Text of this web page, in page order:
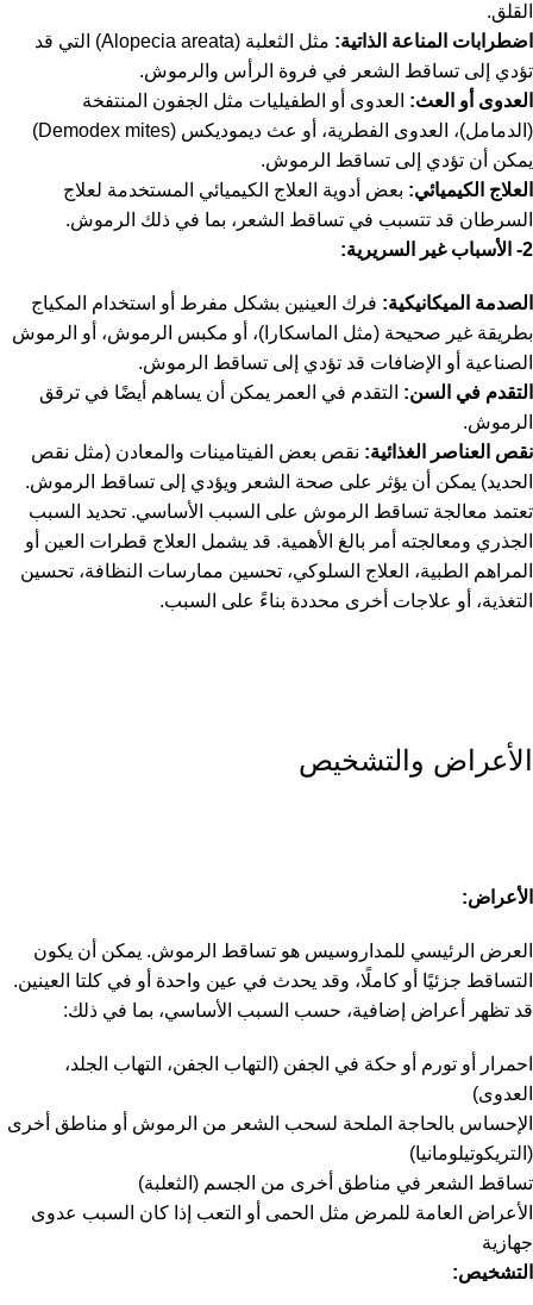
القلق.
اضطرابات المناعة الذاتية:
مثل الثعلبة (Alopecia areata) التي قد
تؤدي إلى تساقط الشعر في فروة الرأس والرموش.
العدوى أو العث: العدوى أو الطفيليات مثل الجفون المنتفخة
(الدمامل)، العدوى الفطرية، أو عث ديموديكس (Demodex mites)
يمكن أن تؤدي إلى تساقط الرموش.
العلاج الكيميائي: بعض أدوية العلاج الكيميائي المستخدمة لعلاج
السرطان قد تتسبب في تساقط الشعر، بما في ذلك الرموش.
2- الأسباب غير السريرية:
الصدمة الميكانيكية: فرك العينين بشكل مفرط أو استخدام المكياج
بطريقة غير صحيحة (مثل الماسكارا)، أو مكبس الرموش، أو الرموش
الصناعية أو الإضافات قد تؤدي إلى تساقط الرموش.
التقدم في السن: التقدم في العمر يمكن أن يساهم أيضًا في ترقق
الرموش.
نقص العناصر الغذائية: نقص بعض الفيتامينات والمعادن (مثل نقص
الحديد) يمكن أن يؤثر على صحة الشعر ويؤدي إلى تساقط الرموش.
تعتمد معالجة تساقط الرموش على السبب الأساسي. تحديد السبب
الجذري ومعالجته أمر بالغ الأهمية. قد يشمل العلاج قطرات العين أو
المراهم الطبية، العلاج السلوكي، تحسين ممارسات النظافة، تحسين
التغذية، أو علاجات أخرى محددة بناءً على السبب.
الأعراض والتشخيص
الأعراض:
العرض الرئيسي للمداروسيس هو تساقط الرموش. يمكن أن يكون
التساقط جزئيًا أو كاملًا، وقد يحدث في عين واحدة أو في كلتا العينين.
قد تظهر أعراض إضافية، حسب السبب الأساسي، بما في ذلك:
احمرار أو تورم أو حكة في الجفن (التهاب الجفن، التهاب الجلد،
العدوى)
الإحساس بالحاجة الملحة لسحب الشعر من الرموش أو مناطق أخرى
(التريكوتيلومانيا)
تساقط الشعر في مناطق أخرى من الجسم (الثعلبة)
الأعراض العامة للمرض مثل الحمى أو التعب إذا كان السبب عدوى
جهازية
التشخيص: